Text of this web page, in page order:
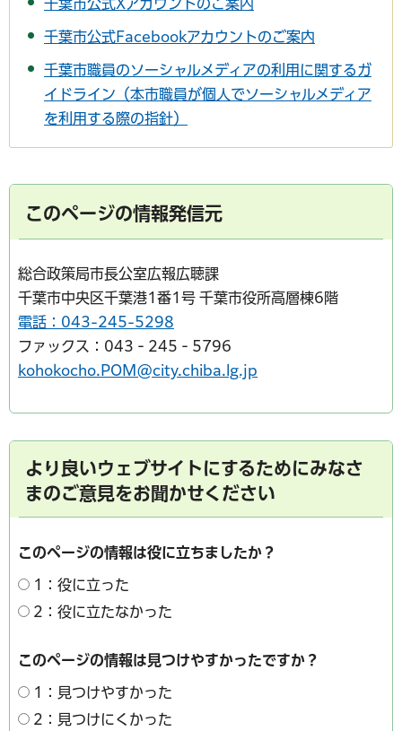
千葉市公式Xアカウントのご案内
千葉市公式Facebookアカウントのご案内
千葉市職員のソーシャルメディアの利用に関するガ
イドライン（本市職員が個人でソーシャルメディア
を利用する際の指針）
このページの情報発信元
総合政策局市長公室広報広聴課
千葉市中央区千葉港1番1号 千葉市役所高層棟6階
電話：043-245-5298
ファックス：043‐245‐5796
kohokocho.POM@city.chiba.lg.jp
より良いウェブサイトにするためにみなさ
まのご意見をお聞かせください
このページの情報は役に立ちましたか？
1：役に立った
2：役に立たなかった
このページの情報は見つけやすかったですか？
1：見つけやすかった
2：見つけにくかった